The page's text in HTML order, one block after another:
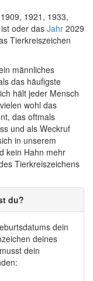
1921, 1933,
oder das Jahr 2029
Tierkreiszeichen
männliches
das häufigste
hält jeder Mensch
wohl das
das oftmals
und als Weckruf
in unserem
kein Hahn mehr
Tierkreiszeichens
du?
dein
deines
dein